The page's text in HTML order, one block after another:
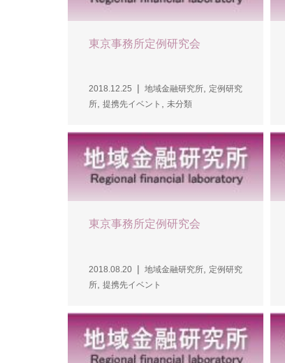
東京事務所定例研究会
2018.12.25 地域金融研究所
定例研究
所 提携先イベント 未分類
東京事務所定例研究会
2018.08.20 地域金融研究所
定例研究
所 提携先イベント